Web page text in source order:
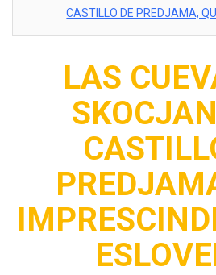
CASTILLO DE PREDJAMA,
LAS